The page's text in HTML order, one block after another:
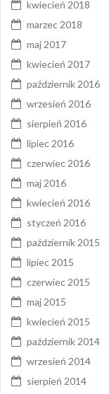
kwiecień 2018
marzec 2018
maj 2017
kwiecień 2017
październik 2016
wrzesień 2016
sierpień 2016
lipiec 2016
czerwiec 2016
maj 2016
kwiecień 2016
styczeń 2016
październik 2015
lipiec 2015
czerwiec 2015
maj 2015
kwiecień 2015
październik 2014
wrzesień 2014
sierpień 2014